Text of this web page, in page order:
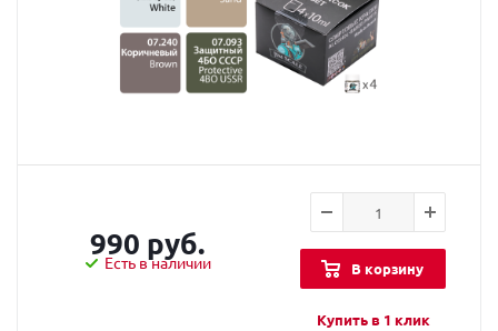
990 руб.
Есть в наличии В корзину
Купить в 1 клик